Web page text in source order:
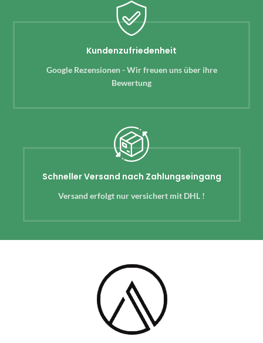
Kundenzufriedenheit
Google Rezensionen - Wir freuen uns über ihre
Bewertung
Schneller Versand nach Zahlungseingang
Versand erfolgt nur versichert mit DHL !